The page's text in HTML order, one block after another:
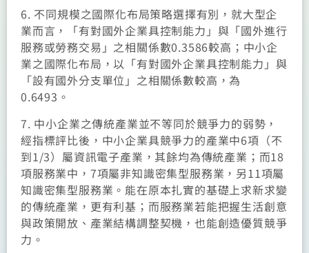
6. 不同規模之國際化布局策略選擇有別，就大型企
業而言，「有對國外企業具控制能力」與「國外進行
服務或勞務交易」之相關係數0.3586較高；中小企
業之國際化布局，以「有對國外企業具控制能力」與
「設有國外分支單位」之相關係數較高，為
0.6493。
7. 中小企業之傳統產業並不等同於競爭力的弱勢，
經指標評比後，中小企業具競爭力的產業中6項（不
到1/3）屬資訊電子產業，其餘均為傳統產業；而18
項服務業中，7項屬非知識密集型服務業，另11項屬
知識密集型服務業。能在原本扎實的基礎上求新求變
的傳統產業，更有利基；而服務業若能把握生活創意
與政策開放、產業結構調整契機，也能創造優質競爭
力。